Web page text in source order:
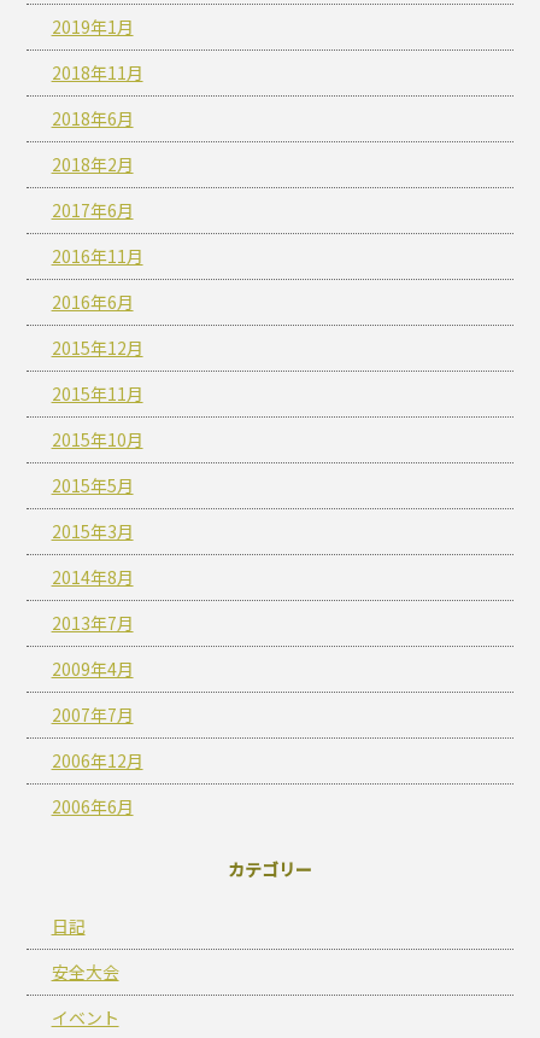
2019年1月
2018年11月
2018年6月
2018年2月
2017年6月
2016年11月
2016年6月
2015年12月
2015年11月
2015年10月
2015年5月
2015年3月
2014年8月
2013年7月
2009年4月
2007年7月
2006年12月
2006年6月
カテゴリー
日記
安全大会
イベント